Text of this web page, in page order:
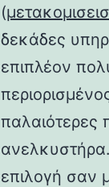
(
δεκάδες
επιπλέον
παλαιότερες
ανελκυστήρα.
επιλογή σαν